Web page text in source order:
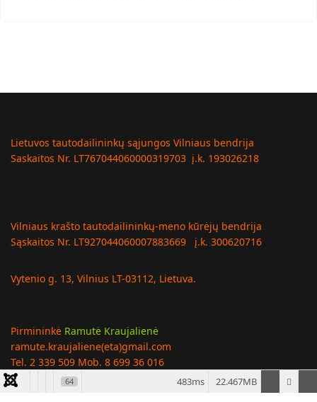
Lietuvos tautodailininkų sąjungos Vilniaus bendrija
Saskaitos Nr. LT767044060000319703 į.k. 193026218
Vilniaus krašto tautodailininkų-meno kūrėjų bendrija
Sąskaitos Nr. LT927044060007883669 į.k. 300620716
Vytenio g. 13, Vilnius LT-03112, Lietuva.
Pirmininkė Ramutė Kraujalienė
ramute.kraujaliene(eta)gmail.com
Tel. 2 339 509 Mob. 8 699 36 016
64 22.467MB
483ms